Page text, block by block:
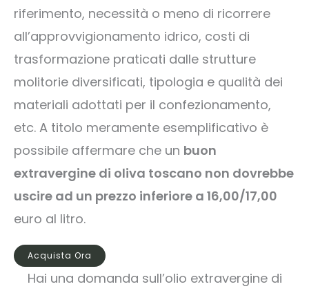
riferimento, necessità o meno di ricorrere
all’approvvigionamento idrico, costi di
trasformazione praticati dalle strutture
molitorie diversificati, tipologia e qualità dei
materiali adottati per il confezionamento,
etc. A titolo meramente esemplificativo è
possibile affermare che un buon
extravergine di oliva toscano non dovrebbe
uscire ad un prezzo inferiore a 16,00/17,00
euro al litro.
Acquista Ora
Hai una domanda sull’olio extravergine di